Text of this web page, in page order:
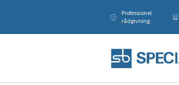
Professionel
rådgivning